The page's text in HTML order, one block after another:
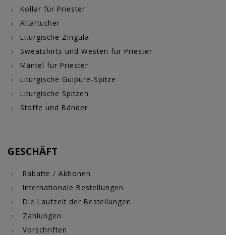
Kollar für Priester
Altartücher
Liturgische Zingula
Sweatshirts und Westen für Priester
Mäntel für Priester
Liturgische Guipure-Spitze
Liturgische Spitzen
Stoffe und Bänder
GESCHÄFT
Rabatte / Aktionen
Internationale Bestellungen
Die Laufzeit der Bestellungen
Zahlungen
Vorschriften